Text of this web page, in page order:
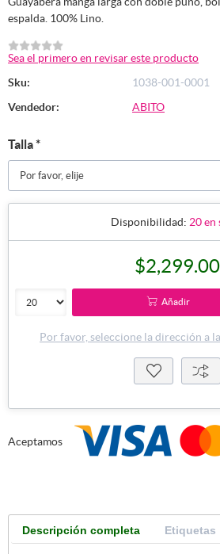
espalda. 100% Lino.
Sea el primero en revisar este producto
Sku:
1038-001-0001
Vendedor:
ABITO
Talla*
Disponibilidad: 20 en
$2,299.00
Añadir
Por favor, seleccione la dirección a
Aceptamos
Descripción completa Etiquetas